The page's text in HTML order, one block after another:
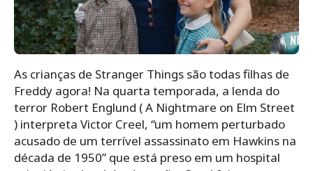
As crianças de Stranger Things são todas filhas de
Freddy agora! Na quarta temporada, a lenda do
terror Robert Englund ( A Nightmare on Elm Street
) interpreta Victor Creel, “um homem perturbado
acusado de um terrível assassinato em Hawkins na
década de 1950” que está preso em um hospital